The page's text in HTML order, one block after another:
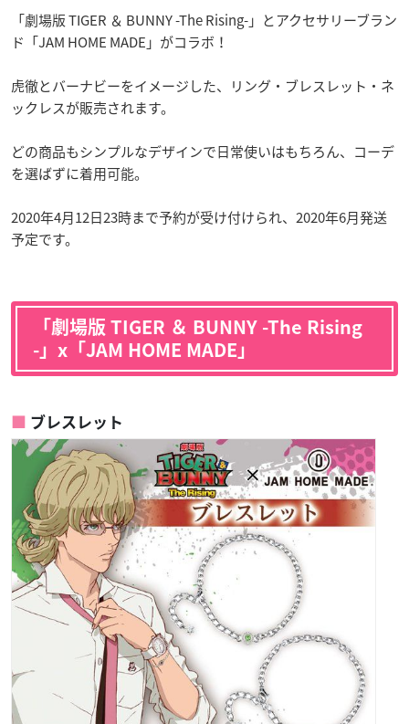
「劇場版 TIGER ＆ BUNNY -The Rising-」とアクセサリーブラン
ド「JAM HOME MADE」がコラボ！
虎徹とバーナビーをイメージした、リング・ブレスレット・ネ
ックレスが販売されます。
どの商品もシンプルなデザインで日常使いはもちろん、コーデ
を選ばずに着用可能。
2020年4月12日23時まで予約が受け付けられ、2020年6月発送
予定です。
「劇場版 TIGER ＆ BUNNY -The Rising
-」x「JAM HOME MADE」
ブレスレット